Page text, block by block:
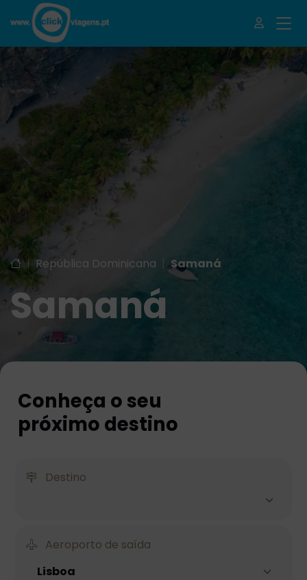
| República Dominicana Samaná
Samaná
Conheça o seu
próximo destino
Destino
Aeroporto de saída